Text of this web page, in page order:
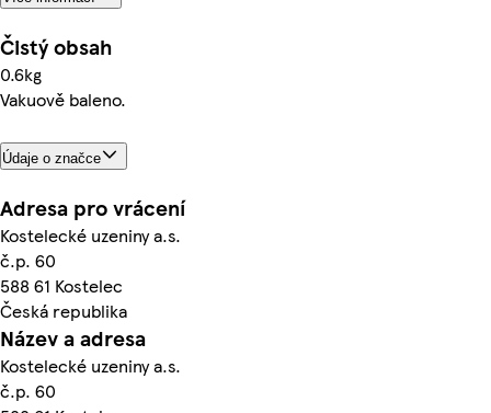
Čistý obsah
0.6kg
Vakuově baleno.
Údaje o značce
Adresa pro vrácení
Kostelecké uzeniny a.s.
č.p. 60
588 61 Kostelec
Česká republika
Název a adresa
Kostelecké uzeniny a.s.
č.p. 60